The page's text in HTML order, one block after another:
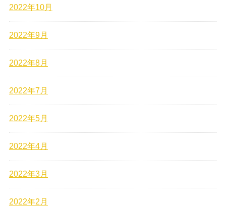
2022年10月
2022年9月
2022年8月
2022年7月
2022年5月
2022年4月
2022年3月
2022年2月